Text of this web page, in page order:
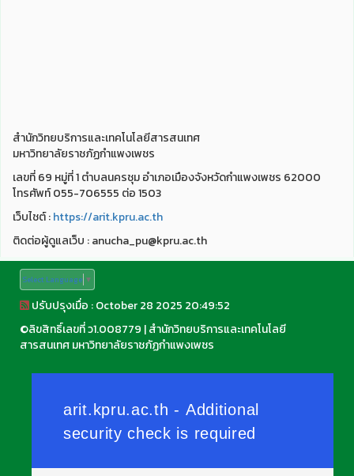
สำนักวิทยบริการและเทคโนโลยีสารสนเทศ
มหาวิทยาลัยราชภัฏกำแพงเพชร
เลขที่ 69 หมู่ที่ 1 ตำบลนครชุม อำเภอเมืองจังหวัดกำแพงเพชร 62000
โทรศัพท์ 055-706555 ต่อ 1503
เว็บไชต์ :https://arit.kpru.ac.th
ติดต่อผู้ดูแลเว็บ : anucha_pu@kpru.ac.th
Select Language ▼
ปรับปรุงเมื่อ : October 28 2025 20:49:52
©ลิขสิทธิ์เลขที่ ว1.008779 |สำนักวิทยบริการและเทคโนโลยี
สารสนเทศ มหาวิทยาลัยราชภัฏกำแพงเพชร